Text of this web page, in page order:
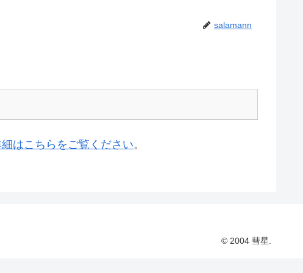
salamann
はこちらをご覧ください。
© 2004 彗星.